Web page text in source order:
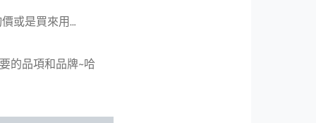
或是買來用…
的品項和品牌~哈